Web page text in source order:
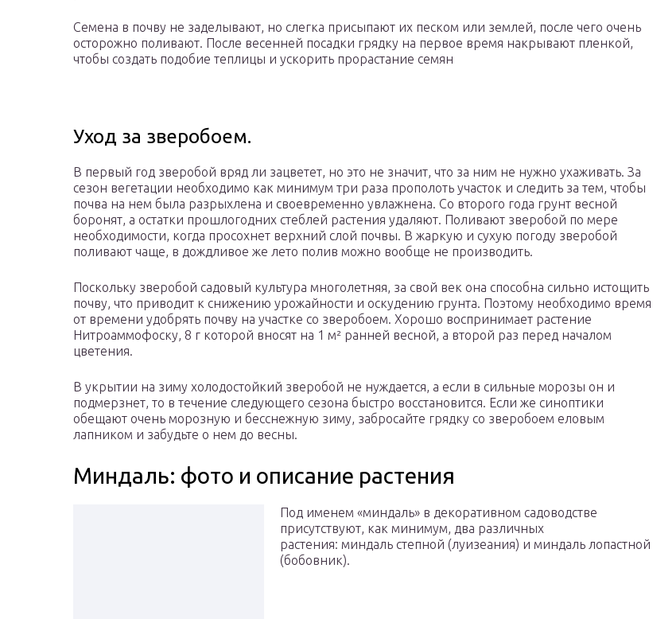
Семена в почву не заделывают, но слегка присыпают их песком или землей, после чего очень
осторожно поливают. После весенней посадки грядку на первое время накрывают пленкой,
чтобы создать подобие теплицы и ускорить прорастание семян
Уход за зверобоем.
В первый год зверобой вряд ли зацветет, но это не значит, что за ним не нужно ухаживать. За
сезон вегетации необходимо как минимум три раза прополоть участок и следить за тем, чтобы
почва на нем была разрыхлена и своевременно увлажнена. Со второго года грунт весной
боронят, а остатки прошлогодних стеблей растения удаляют. Поливают зверобой по мере
необходимости, когда просохнет верхний слой почвы. В жаркую и сухую погоду зверобой
поливают чаще, в дождливое же лето полив можно вообще не производить.
Поскольку зверобой садовый культура многолетняя, за свой век она способна сильно истощить
почву, что приводит к снижению урожайности и оскудению грунта. Поэтому необходимо время
от времени удобрять почву на участке со зверобоем. Хорошо воспринимает растение
Нитроаммофоску, 8 г которой вносят на 1 м² ранней весной, а второй раз перед началом
цветения.
В укрытии на зиму холодостойкий зверобой не нуждается, а если в сильные морозы он и
подмерзнет, то в течение следующего сезона быстро восстановится. Если же синоптики
обещают очень морозную и бесснежную зиму, забросайте грядку со зверобоем еловым
лапником и забудьте о нем до весны.
Миндаль: фото и описание растения
Под именем «миндаль» в декоративном садоводстве
присутствуют, как минимум, два различных
растения: миндаль степной (луизеания) и миндаль лопастной
(бобовник).